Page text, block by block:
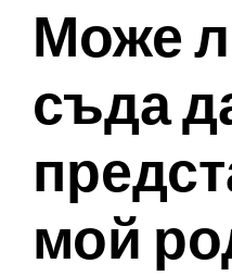
Може
съда
мой